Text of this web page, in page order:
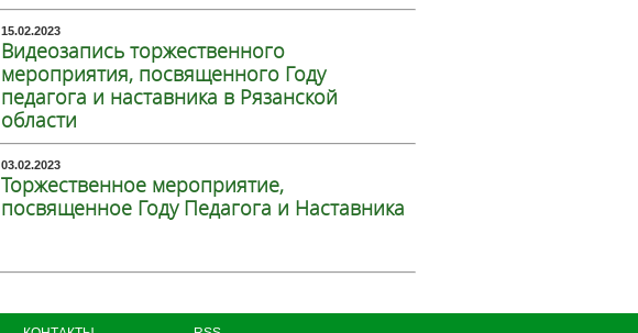
15.02.2023
Видеозапись торжественного
мероприятия, посвященного Году
педагога и наставника в Рязанской
области
03.02.2023
Торжественное мероприятие,
посвященное Году Педагога и Наставника